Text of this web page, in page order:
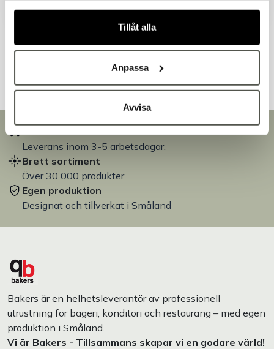
Tillåt alla
Anpassa
Avvisa
Andra kunder tittade även på
Snabb leverans
Leverans inom 3-5 arbetsdagar.
Brett sortiment
Över 30 000 produkter
Egen produktion
Designat och tillverkat i Småland
Bakers är en helhetsleverantör av professionell
utrustning för bageri, konditori och restaurang – med egen
produktion i Småland.
Vi är Bakers - Tillsammans skapar vi en godare värld!